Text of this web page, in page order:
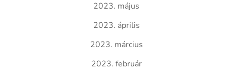
2023. május
2023. április
2023. március
2023. február